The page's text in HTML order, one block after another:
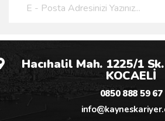
Hacıhalil Mah. 1225/1
KOCAELİ
0850 888 59 67